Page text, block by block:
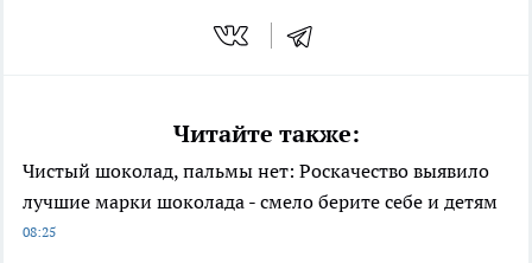
Читайте также:
Чистый шоколад, пальмы нет: Роскачество выявило
лучшие марки шоколада - смело берите себе и детям
08:25